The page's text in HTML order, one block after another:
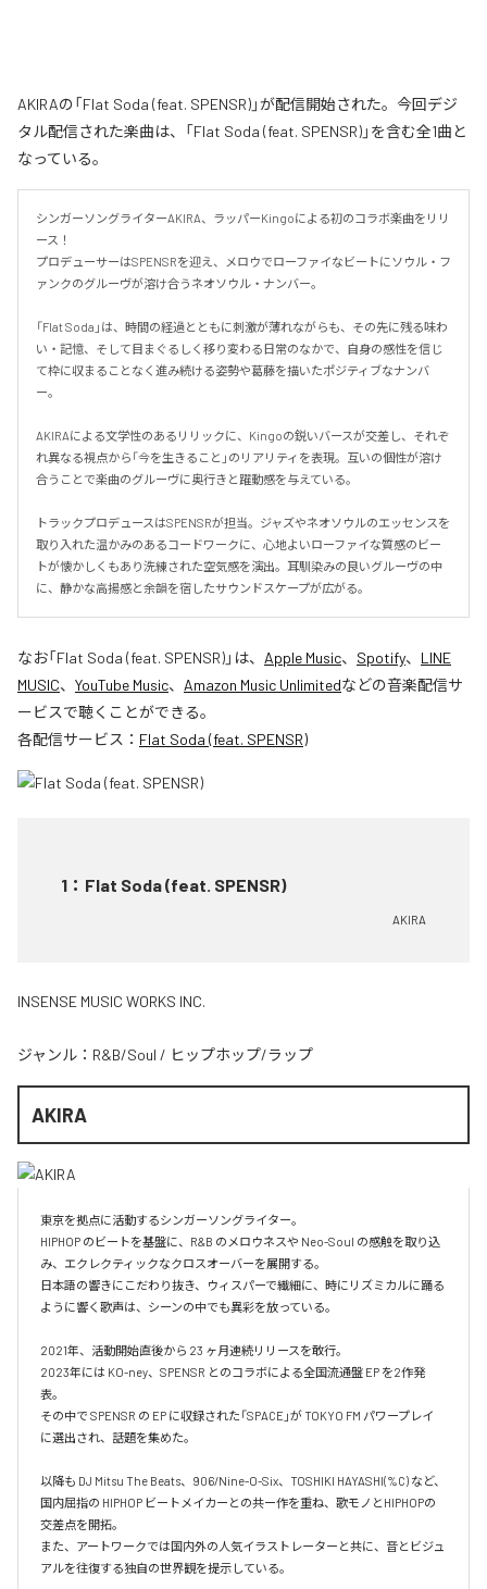
AKIRAの「Flat Soda (feat. SPENSR)」が配信開始された。今回デジ
タル配信された楽曲は、「Flat Soda (feat. SPENSR)」を含む全1曲と
なっている。
シンガーソングライターAKIRA、ラッパーKingoによる初のコラボ楽曲をリリ
ース！
プロデューサーはSPENSRを迎え、メロウでローファイなビートにソウル・フ
ァンクのグルーヴが溶け合うネオソウル・ナンバー。
「Flat Soda」は、時間の経過とともに刺激が薄れながらも、その先に残る味わ
い・記憶、そして目まぐるしく移り変わる日常のなかで、自身の感性を信じ
て枠に収まることなく進み続ける姿勢や葛藤を描いたポジティブなナンバ
ー。
AKIRAによる文学性のあるリリックに、Kingoの鋭いバースが交差し、それぞ
れ異なる視点から「今を生きること」のリアリティを表現。互いの個性が溶け
合うことで楽曲のグルーヴに奥行きと躍動感を与えている。
トラックプロデュースはSPENSRが担当。ジャズやネオソウルのエッセンスを
取り入れた温かみのあるコードワークに、心地よいローファイな質感のビー
トが懐かしくもあり洗練された空気感を演出。耳馴染みの良いグルーヴの中
に、静かな高揚感と余韻を宿したサウンドスケープが広がる。
なお「Flat Soda (feat. SPENSR)」は、 Apple Music、 Spotify、 LINE
MUSIC、 YouTube Music、 Amazon Music Unlimitedなどの音楽配信サ
ービスで聴くことができる。
各配信サービス： Flat Soda (feat. SPENSR)
1 ： Flat Soda (feat. SPENSR)
AKIRA
INSENSE MUSIC WORKS INC.
ジャンル： R&B/Soul / ヒップホップ/ラップ
AKIRA
東京を拠点に活動するシンガーソングライター。
HIPHOP のビートを基盤に、R&B のメロウネスや Neo-Soul の感触を取り込
み、エクレクティックなクロスオーバーを展開する。
日本語の響きにこだわり抜き、ウィスパーで繊細に、時にリズミカルに踊る
ように響く歌声は、シーンの中でも異彩を放っている。
2021年、活動開始直後から 23 ヶ月連続リリースを敢行。
2023年には KO-ney、SPENSR とのコラボによる全国流通盤 EP を2作発
表。
その中で SPENSR の EP に収録された「SPACE」が TOKYO FM パワープレイ
に選出され、話題を集めた。
以降も DJ Mitsu The Beats、906/Nine-O-Six、TOSHIKI HAYASHI(%C) など、
国内屈指の HIPHOP ビートメイカーとの共ー作を重ね、歌モノとHIPHOPの
交差点を開拓。
また、アートワークでは国内外の人気イラストレーターと共に、音とビジュ
アルを往復する独自の世界観を提示している。